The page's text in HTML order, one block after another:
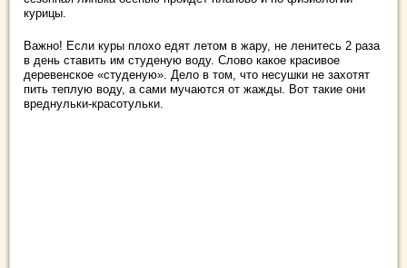
курицы.
Важно! Если куры плохо едят летом в жару, не ленитесь 2 раза
в день ставить им студеную воду. Слово какое красивое
деревенское «студеную». Дело в том, что несушки не захотят
пить теплую воду, а сами мучаются от жажды. Вот такие они
вреднульки-красотульки.